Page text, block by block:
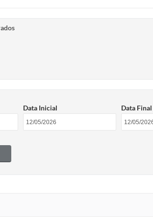
Data Inicial Data Final